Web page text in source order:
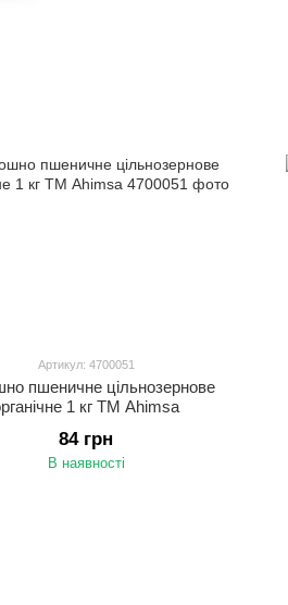
Артикул: 4700051
пшеничне цільнозернове
1 кг ТМ Ahimsa
84 грн
В наявності